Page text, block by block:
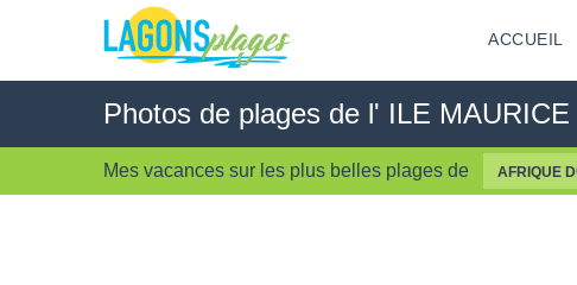
ACCUEIL
Photos de plages de l' ILE MAURICE
Mes vacances sur les plus belles plages de